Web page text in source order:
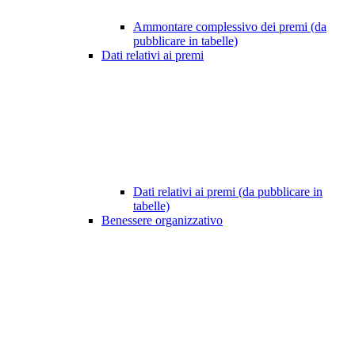
Ammontare complessivo dei premi (da
pubblicare in tabelle)
Dati relativi ai premi
Dati relativi ai premi (da pubblicare in
tabelle)
Benessere organizzativo